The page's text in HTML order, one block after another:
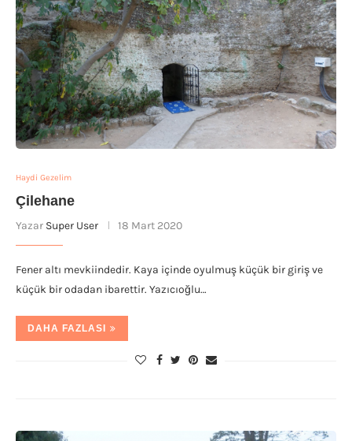
Haydi Gezelim
Çilehane
Yazar Super User 18 Mart 2020
Fener altı mevkiindedir. Kaya içinde oyulmuş küçük bir giriş ve
küçük bir odadan ibarettir. Yazıcıoğlu…
DAHA FAZLASI